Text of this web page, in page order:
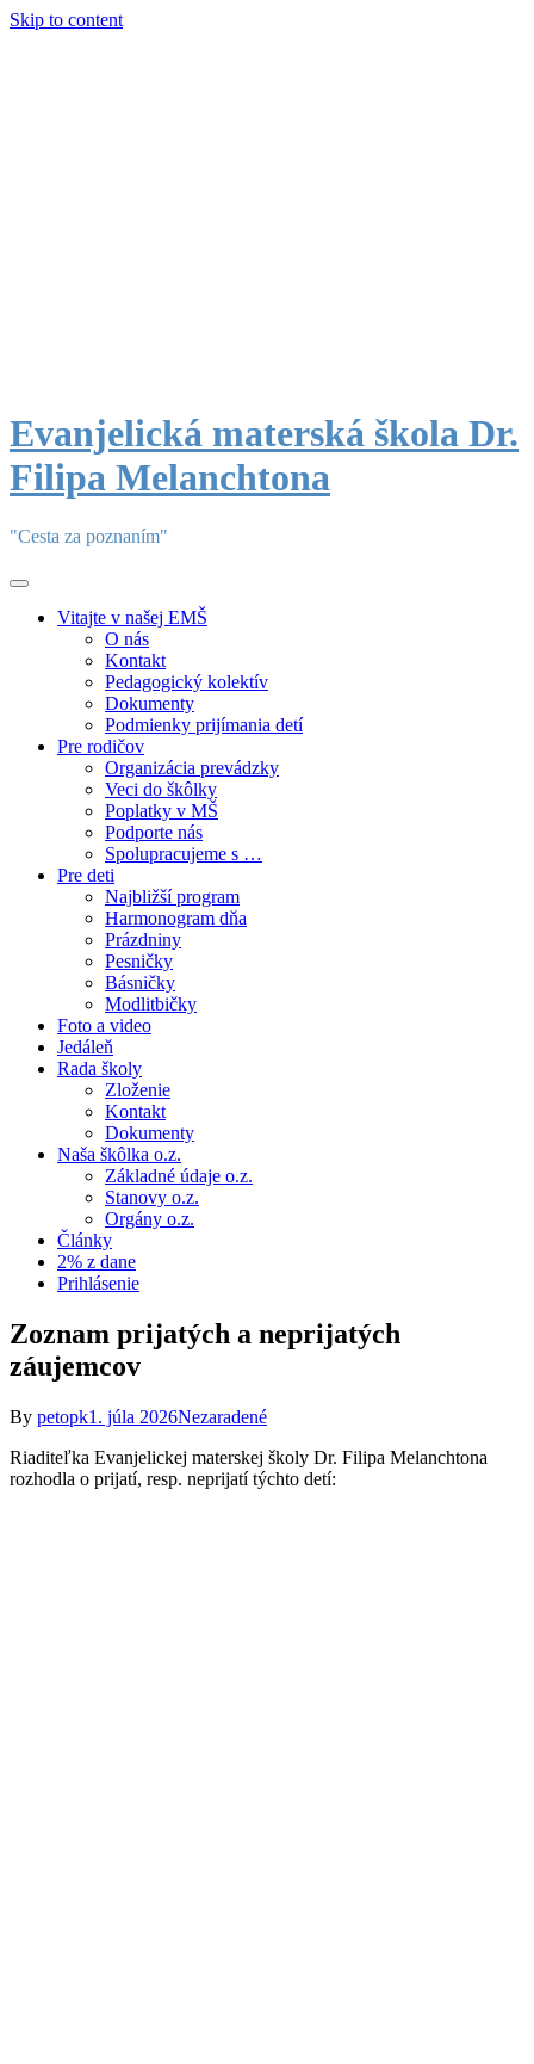
Skip to content
Evanjelická materská škola Dr.
Filipa Melanchtona
"Cesta za poznaním"
Vitajte v našej EMŠ
O nás
Kontakt
Pedagogický kolektív
Dokumenty
Podmienky prijímania detí
Pre rodičov
Organizácia prevádzky
Veci do škôlky
Poplatky v MŠ
Podporte nás
Spolupracujeme s …
Pre deti
Najbližší program
Harmonogram dňa
Prázdniny
Pesničky
Básničky
Modlitbičky
Foto a video
Jedáleň
Rada školy
Zloženie
Kontakt
Dokumenty
Naša škôlka o.z.
Základné údaje o.z.
Stanovy o.z.
Orgány o.z.
Články
2% z dane
Prihlásenie
Zoznam prijatých a neprijatých
záujemcov
By petopk1. júla 2026Nezaradené
Riaditeľka Evanjelickej materskej školy Dr. Filipa Melanchtona
rozhodla o prijatí, resp. neprijatí týchto detí: